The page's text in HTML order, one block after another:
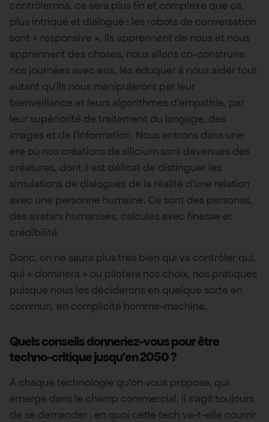
contrôlerons, ce sera plus fin et complexe que ça,
plus intriqué et dialogué : les robots de conversation
sont « responsive », ils apprennent de nous et nous
apprennent des choses, nous allons co-construire
nos journées avec eux, les éduquer à nous aider tout
autant qu’ils nous manipuleront par leur
bienveillance et leurs algorithmes d’empathie, par
leur supériorité de traitement du langage, des
images et de l’information. Nous entrons dans une
ère où nos créations de silicium sont devenues des
créatures, dont il est délicat de distinguer les
simulations de dialogues de la réalité d’une relation
avec une personne humaine. Ce sont des personas,
des avatars humanisés, calculés avec finesse et
crédibilité.
Donc, on ne saura plus très bien qui va contrôler qui,
qui « dominera » ou pilotera nos choix, nos pratiques
puisque nous les déciderons en quelque sorte en
commun, en complicité homme-machine.
Quels conseils donneriez-vous pour être
techno-critique jusqu’en 2050 ?
À chaque technologie qu’on vous propose, qui
émerge dans le champ commercial, il s’agit toujours
de se demander : en quoi cette tech va-t-elle nourrir